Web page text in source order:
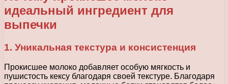
идеальный ингредиент для
выпечки
1. Уникальная текстура и консистенция
Прокисшее молоко добавляет особую мягкость и
пушистость кексу благодаря своей текстуре. Благодаря